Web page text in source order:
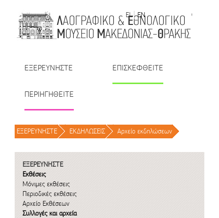
EL
EN | TR | BU | RO
ΕΞΕΡΕΥΝΗΣΤΕ ΕΠΙΣΚΕΦΘΕΙΤΕ
ΠΕΡΙΗΓΗΘΕΙΤΕ
ΕΞΕΡΕΥΝΗΣΤΕ / ΕΚΔΗΛΩΣΕΙΣ / Αρχείο εκδηλώσεων /
ΕΞΕΡΕΥΝΗΣΤΕ
Εκθέσεις
Μόνιμες εκθέσεις
Περιοδικές εκθέσεις
Αρχείο Εκθέσεων
Συλλογές και αρχεία